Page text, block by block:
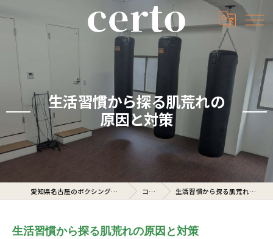
生活習慣から探る肌荒れの
原因と対策
愛知県名古屋のボクシングジムならcerto コラム 生活習慣から探る肌荒れの原因と対策
生活習慣から探る肌荒れの原因と対策